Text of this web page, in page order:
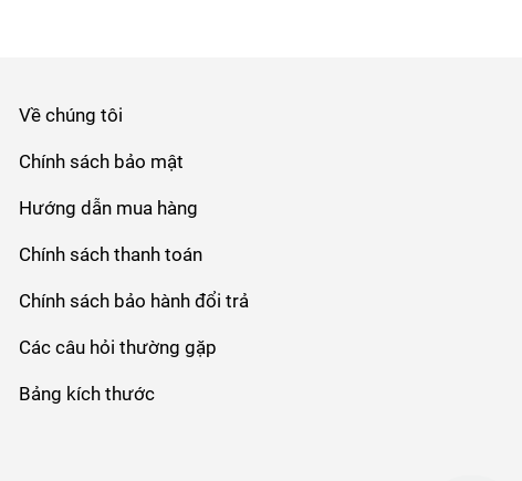
Về chúng tôi
Chính sách bảo mật
Hướng dẫn mua hàng
Chính sách thanh toán
Chính sách bảo hành đổi trả
Các câu hỏi thường gặp
Bảng kích thước